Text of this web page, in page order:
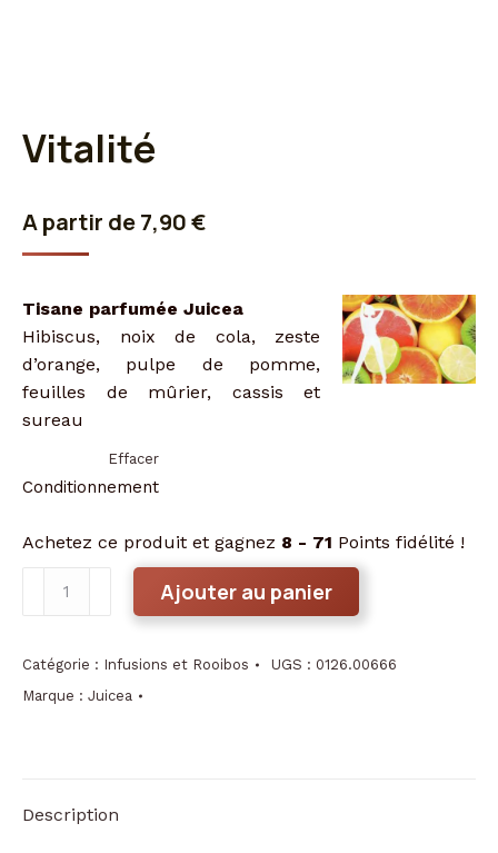
Vitalité
A partir de7,90€
Tisane parfumée Juicea
Hibiscus, noix de cola, zeste
d’orange, pulpe de pomme,
feuilles de mûrier, cassis et
sureau
Conditionnement
Effacer
Achetez ce produit et gagnez 8 - 71 Points fidélité !
Ajouter au panier
Catégorie : Infusions et Rooibos UGS : 0126.00666
Marque : Juicea
Description